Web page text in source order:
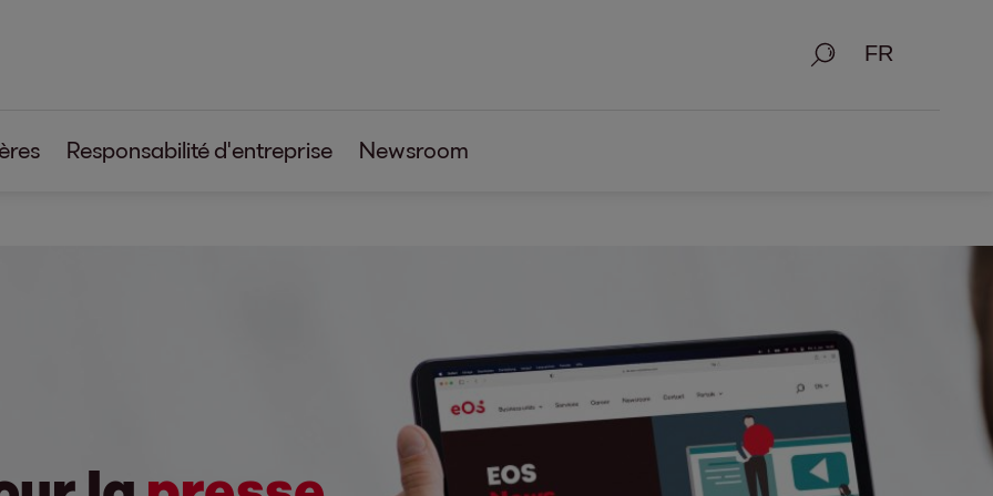
Recherche
Responsabilité d'entreprise Newsroom